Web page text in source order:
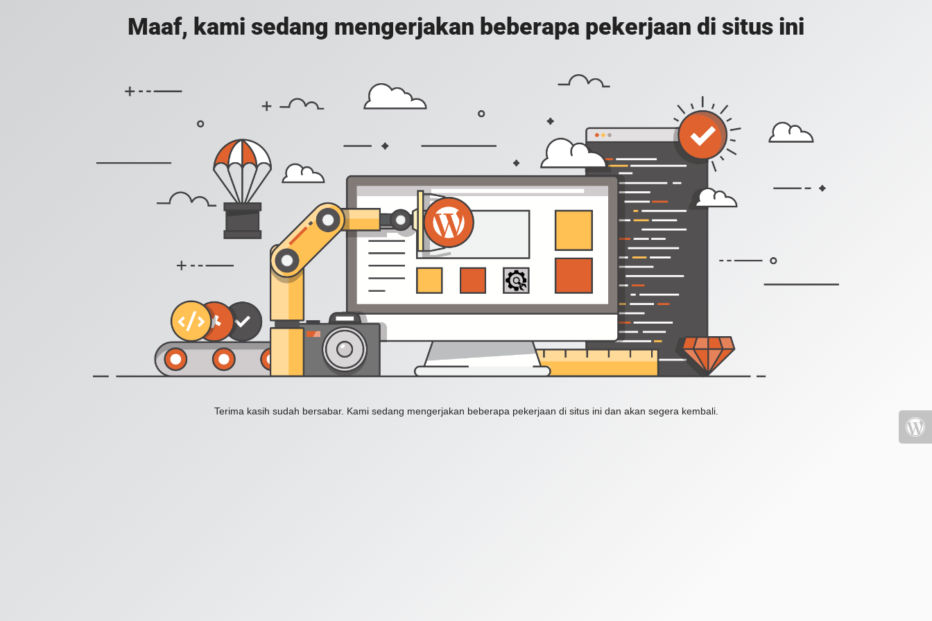
Maaf, kami sedang mengerjakan beberapa pekerjaan di situs ini
Terima kasih sudah bersabar. Kami sedang mengerjakan beberapa pekerjaan di situs ini dan akan segera kembali.